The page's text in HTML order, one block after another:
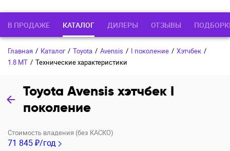
В ПРОДАЖЕ КАТАЛОГ ДИЛЕРЫ ОТЗЫВЫ
Главная / Каталог / Toyota / Avensis / I поколение / Хэтчбек /
1.8 MT / Технические характеристики
Toyota Avensis хэтчбек I
поколение
Стоимость владения (без КАСКО)
71 845 ₽/год